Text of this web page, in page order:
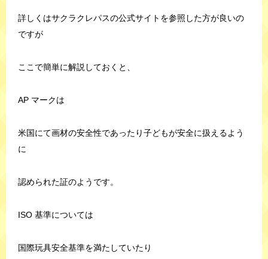
詳しくはサクラクレパスの公式サイトを参照した方が良いの
ですが
ここで簡単に解説しておくと、
AP マークは
米国にて画材の安全性であったり子どもが安全に扱えるよう
に
認められた証のようです。
ISO 基準については
国際玩具安全基準を満たしていたり